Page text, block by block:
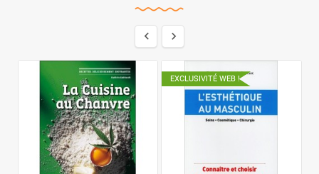
 
EXCLUSIVITÉ WEB !